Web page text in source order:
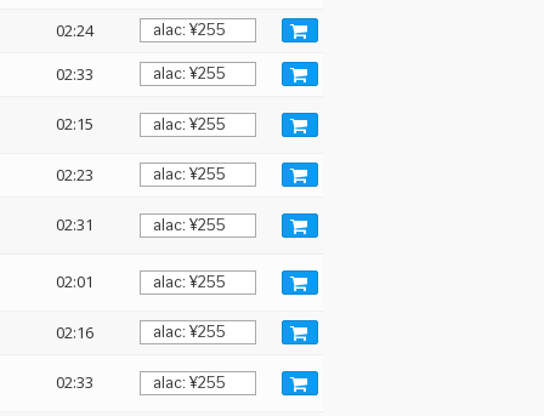
02:24
02:33
02:15
02:23
02:31
02:01
02:16
02:33